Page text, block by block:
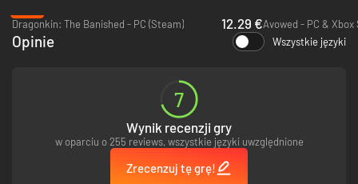
Poza murami miasta napotkasz rozmaite potwory zamieszkujące te
ziemie.
Samodzielnie podejmiesz decyzję, czy ruszyć w bój, czy poszukać innych
Weź pod uwagę skład swojej drużyny, ukształtowanie terenu i napotkane
Dragonkin: The Banished - PC (Steam)
12.29 €
Opinie Wszystkie języki
7
Wynik recenzji gry
w oparciu o 255 reviews, wszystkie języki uwzględnione
Zrecenzuj tę grę!